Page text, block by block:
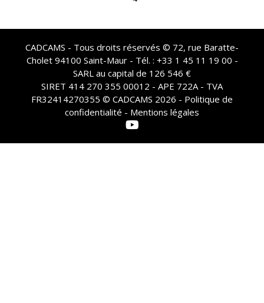
CADCAMS - Tous droits réservés © 72, rue Baratte-
Cholet 94100 Saint-Maur - Tél. : +33 1 45 11 19 00 -
SARL au capital de 126 546 €
SIRET 414 270 355 00012 - APE 722A - TVA
FR32414270355 © CADCAMS 2026 - Politique de
confidentialité - Mentions légales